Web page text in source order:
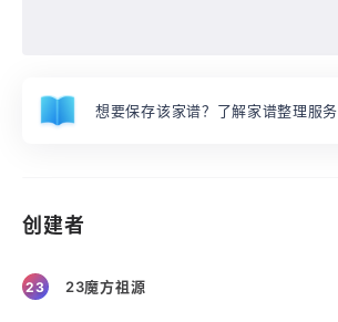
想要保存该家谱？了解家谱整理服务
创建者
23 23魔方祖源